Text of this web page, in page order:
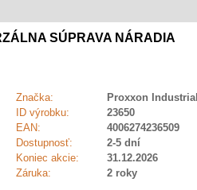
SÚPRAVA NÁRADIA
Značka:
Proxxon Industrial
ID výrobku:
23650
EAN:
4006274236509
Dostupnosť:
2-5 dní
Koniec akcie:
31.12.2026
Záruka:
2 roky